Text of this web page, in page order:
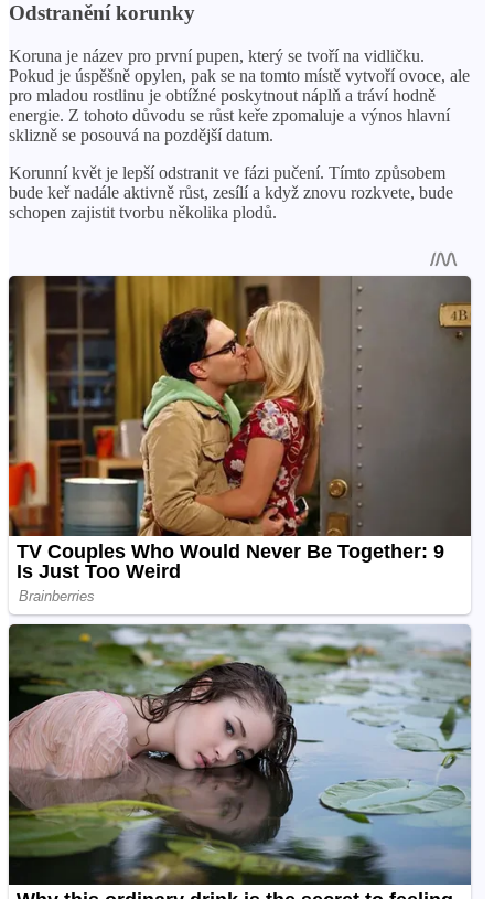
Odstranění korunky
Koruna je název pro první pupen, který se tvoří na vidličku.
Pokud je úspěšně opylen, pak se na tomto místě vytvoří ovoce, ale
pro mladou rostlinu je obtížné poskytnout náplň a tráví hodně
energie. Z tohoto důvodu se růst keře zpomaluje a výnos hlavní
sklizně se posouvá na pozdější datum.
Korunní květ je lepší odstranit ve fázi pučení. Tímto způsobem
bude keř nadále aktivně růst, zesílí a když znovu rozkvete, bude
schopen zajistit tvorbu několika plodů.